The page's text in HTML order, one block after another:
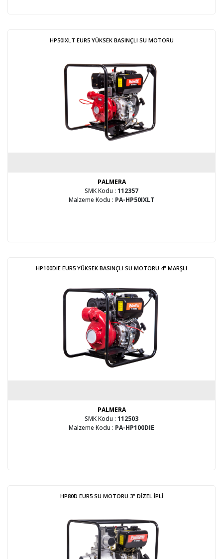
HP50IXLT EUR5 YÜKSEK BASINÇLI SU MOTORU
PALMERA
SMK Kodu : 112357
Malzeme Kodu : PA-HP50IXLT
HP100DIE EUR5 YÜKSEK BASINÇLI SU MOTORU 4" MARŞLI
PALMERA
SMK Kodu : 112503
Malzeme Kodu : PA-HP100DIE
HP80D EUR5 SU MOTORU 3" DİZEL İPLİ